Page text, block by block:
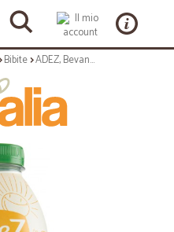
Bibite ADEZ, Bevanda Vegetale all'Avena 800 ml (PET) senza zuccheri